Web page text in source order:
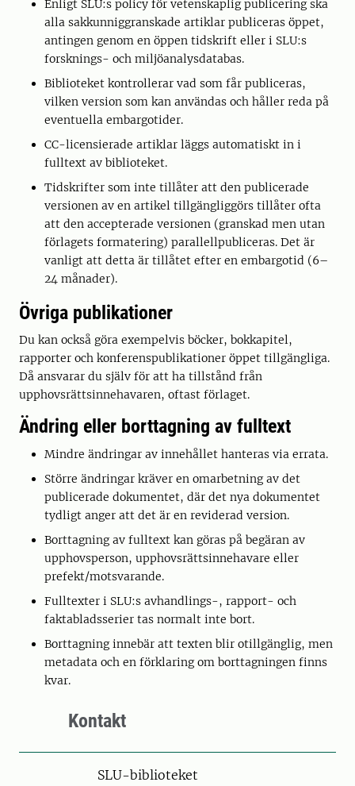
Enligt SLU:s policy för vetenskaplig publicering ska
alla sakkunniggranskade artiklar publiceras öppet,
antingen genom en öppen tidskrift eller i SLU:s
forsknings- och miljöanalysdatabas.
Biblioteket kontrollerar vad som får publiceras,
vilken version som kan användas och håller reda på
eventuella embargotider.
CC-licensierade artiklar läggs automatiskt in i
fulltext av biblioteket.
Tidskrifter som inte tillåter att den publicerade
versionen av en artikel tillgängliggörs tillåter ofta
att den accepterade versionen (granskad men utan
förlagets formatering) parallellpubliceras. Det är
vanligt att detta är tillåtet efter en embargotid (6–
24 månader).
Övriga publikationer
Du kan också göra exempelvis böcker, bokkapitel,
rapporter och konferenspublikationer öppet tillgängliga.
Då ansvarar du själv för att ha tillstånd från
upphovsrättsinnehavaren, oftast förlaget.
Ändring eller borttagning av fulltext
Mindre ändringar av innehållet hanteras via errata.
Större ändringar kräver en omarbetning av det
publicerade dokumentet, där det nya dokumentet
tydligt anger att det är en reviderad version.
Borttagning av fulltext kan göras på begäran av
upphovsperson, upphovsrättsinnehavare eller
prefekt/motsvarande.
Fulltexter i SLU:s avhandlings-, rapport- och
faktabladsserier tas normalt inte bort.
Borttagning innebär att texten blir otillgänglig, men
metadata och en förklaring om borttagningen finns
kvar.
Kontakt
SLU-biblioteket